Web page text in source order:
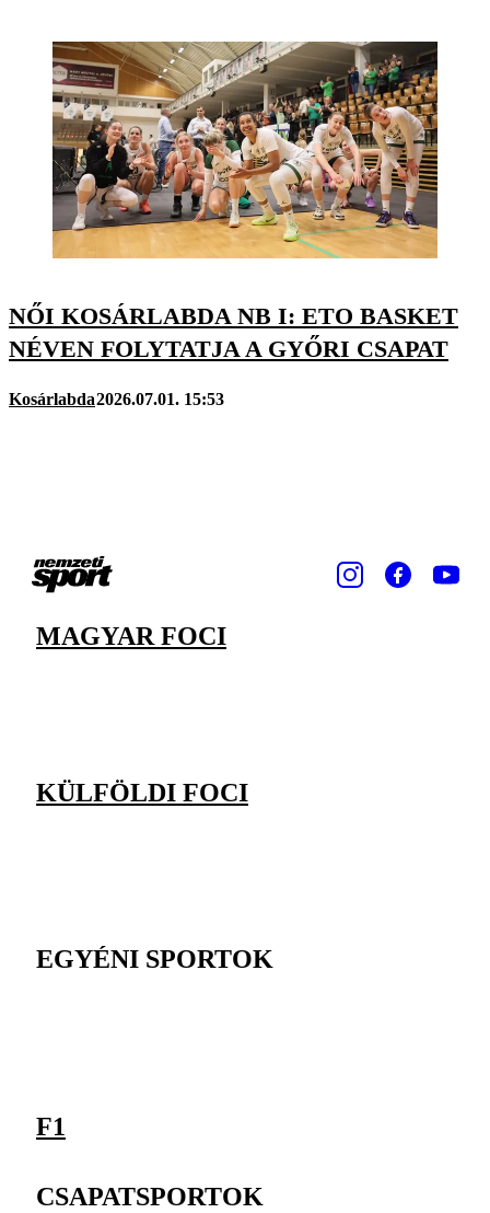
NŐI KOSÁRLABDA NB I: ETO BASKET
NÉVEN FOLYTATJA A GYŐRI CSAPAT
Kosárlabda2026.07.01. 15:53
MAGYAR FOCI
KÜLFÖLDI FOCI
EGYÉNI SPORTOK
F1
CSAPATSPORTOK